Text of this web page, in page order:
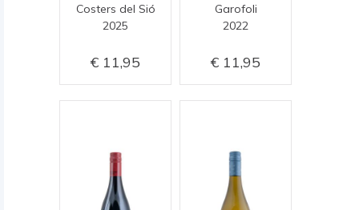
Costers del Sió
2025
11,95
Garofoli
2022
11,95